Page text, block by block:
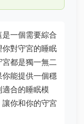
一個需要綜合
對守宮的睡眠
都是獨一無二
能提供一個穩
合的睡眠模
你和你的守宮